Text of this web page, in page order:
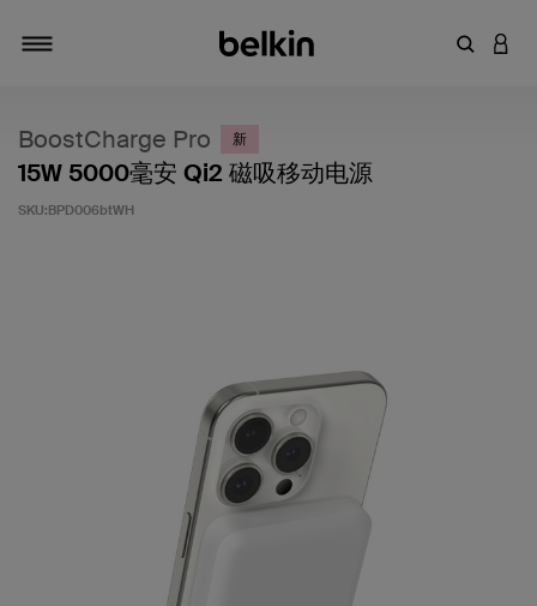
输入关键
登录
BoostCharge Pro 新
15W 5000毫安 Qi2 磁吸移动电源
SKU:BPD006btWH